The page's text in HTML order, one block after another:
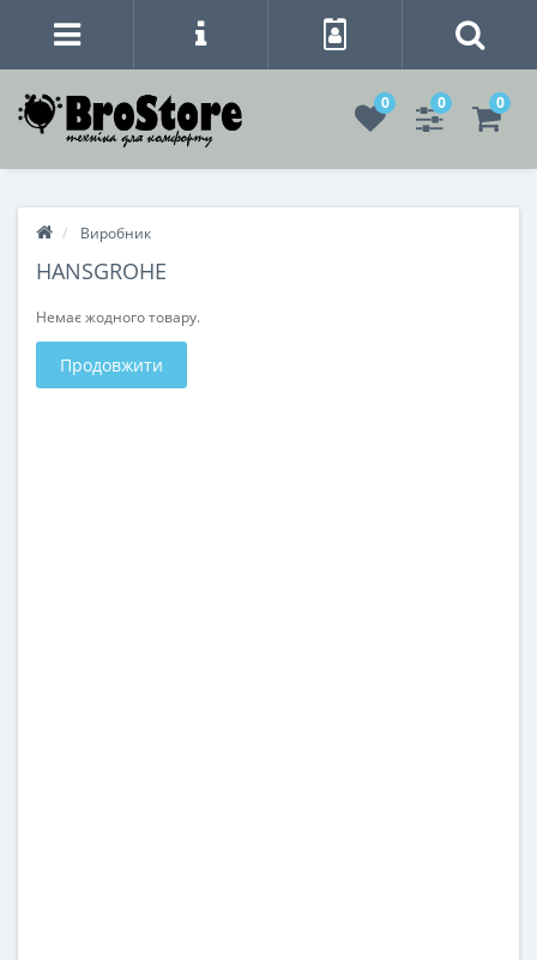
0 0 0
Виробник
HANSGROHE
Немає жодного товару.
Продовжити